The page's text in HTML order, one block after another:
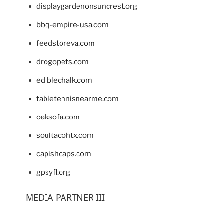
displaygardenonsuncrest.org
bbq-empire-usa.com
feedstoreva.com
drogopets.com
ediblechalk.com
tabletennisnearme.com
oaksofa.com
soultacohtx.com
capishcaps.com
gpsyfl.org
MEDIA PARTNER III